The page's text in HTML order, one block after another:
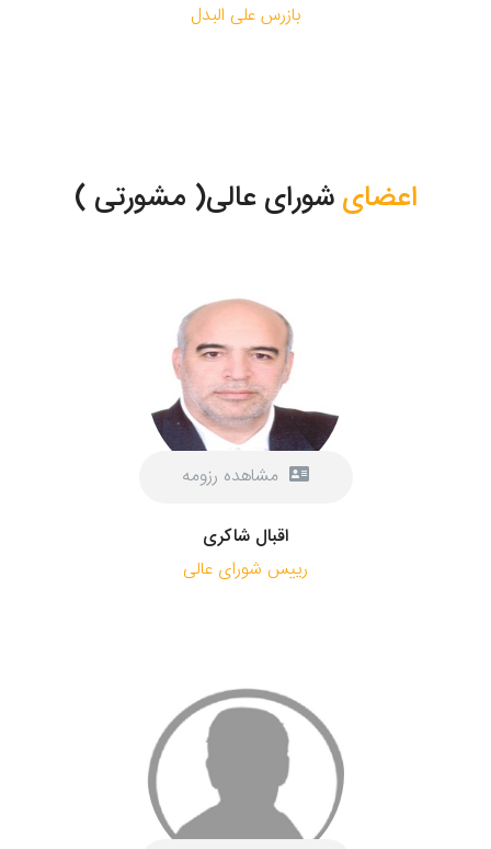
بازرس علی البدل
اعضایشورای عالی( مشورتی )
مشاهده رزومه
اقبال شاکری
رییس شورای عالی